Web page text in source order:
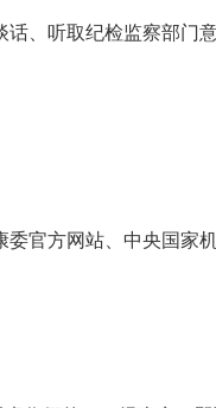
、 听取纪检监察部门
委官方网站、中央国家